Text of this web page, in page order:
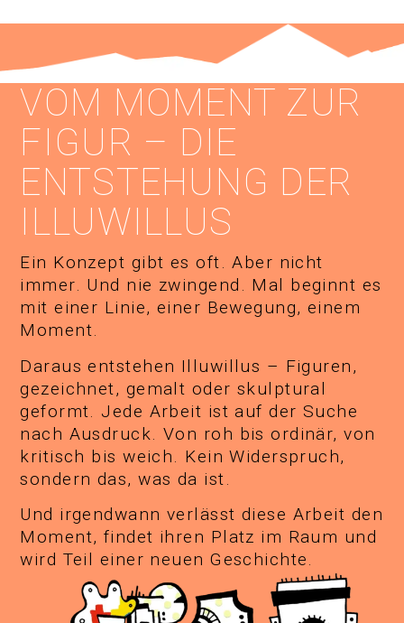
VOM MOMENT ZUR
FIGUR – DIE
ENTSTEHUNG DER
ILLUWILLUS
Ein Konzept gibt es oft. Aber nicht
immer. Und nie zwingend. Mal beginnt es
mit einer Linie, einer Bewegung, einem
Moment.
Daraus entstehen Illuwillus – Figuren,
gezeichnet, gemalt oder skulptural
geformt. Jede Arbeit ist auf der Suche
nach Ausdruck. Von roh bis ordinär, von
kritisch bis weich. Kein Widerspruch,
sondern das, was da ist.
Und irgendwann verlässt diese Arbeit den
Moment, findet ihren Platz im Raum und
wird Teil einer neuen Geschichte.